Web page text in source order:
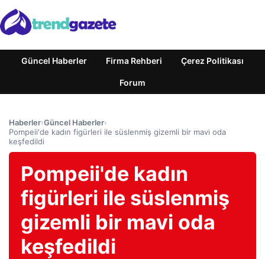
Güncel Haberler Firma Rehberi Çerez Politikası
Forum
Haberler›Güncel Haberler›
Pompeii'de kadın figürleri ile süslenmiş gizemli bir mavi oda
keşfedildi
Pompeii'de kadın
figürleri ile süslenmiş
gizemli bir mavi oda
keşfedildi